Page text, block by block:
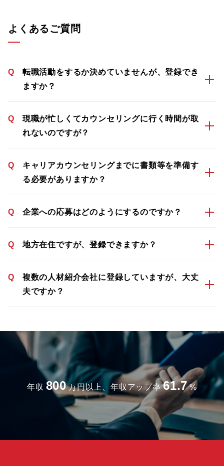
よくあるご質問
Q
転職活動をするか決めていませんが、登録でき
ますか？
Q
現職が忙しくてカウンセリングに行く時間が取
れないのですが？
Q
キャリアカウンセリングまでに書類等を準備す
る必要がありますか？
Q 企業への応募はどのようにするのですか？
Q 地方在住ですが、登録できますか？
Q
複数の人材紹介会社に登録していますが、大丈
夫ですか？
年収 800 万円以上、年収アップ率 61.7 %